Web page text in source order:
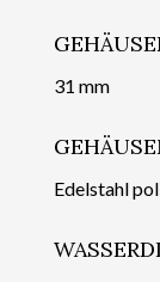
31 mm
Edelstahl